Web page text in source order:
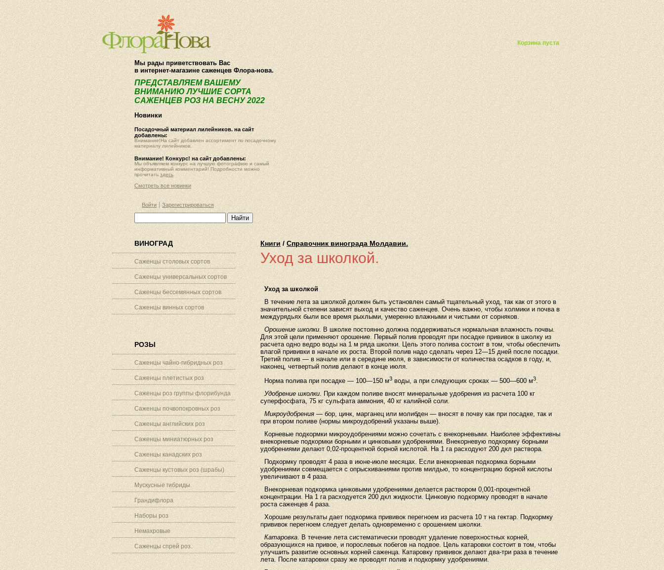
Корзина пуста
О компании Как купить Фотогалерея Статьи Опт Контакты
Мы рады приветствовать Вас
в интернет-магазине саженцев Флора-нова.
ПРЕДСТАВЛЯЕМ ВАШЕМУ
ВНИМАНИЮ ЛУЧШИЕ СОРТА
САЖЕНЦЕВ РОЗ НА ВЕСНУ 2022
Новинки
Посадочный материал лилейников. на сайт
добавлены:
Внимание!На сайт добавлен ассортимент по посадочному
материалу лилейников.
Внимание! Конкурс! на сайт добавлены:
Мы объявляем конкурс на лучшую фотографию и самый
информативный комментарий! Подробности можно
прочитать здесь
Смотреть все новинки
Войти Зарегистрироваться
ВИНОГРАД
Саженцы столовых сортов
Саженцы универсальных сортов
Саженцы бессемянных сортов
Саженцы винных сортов
РОЗЫ
Саженцы чайно-гибридных роз
Саженцы плетистых роз
Саженцы роз группы флорибунда
Саженцы почвопокровных роз
Саженцы английских роз
Саженцы миниатюрных роз
Саженцы канадских роз
Саженцы кустовых роз (шрабы)
Мускусные гибриды.
Грандифлора
Наборы роз
Немахровые
Саженцы спрей роз.
Книги/Справочник винограда Молдавии.
Уход за школкой.
Уход за школкой
В течение лета за школкой должен быть установлен самый тщательный уход, так как от этого в
значительной степени зависят выход и качество саженцев. Очень важно, чтобы холмики и почва в
междурядьях были все время рыхлыми, умеренно влажными и чистыми от сорняков.
Орошение школки. В школке постоянно должна поддерживаться нормальная влажность почвы.
Для этой цели применяют орошение. Первый полив проводят при посадке прививок в школку из
расчета одно ведро воды на 1 м ряда школки. Цель этого полива состоит в том, чтобы обеспечить
влагой прививки в начале их роста. Второй полив надо сделать через 12—15 дней после посадки.
Третий полив — в начале или в середине июля, в зависимости от количества осадков в году, и,
наконец, четвертый полив делают в конце июля.
Норма полива при посадке — 100—150 м3воды, а при следующих сроках — 500—600 м3.
Удобрение школки. При каждом поливе вносят минеральные удобрения из расчета 100 кг
суперфосфата, 75 кг сульфата аммония, 40 кг калийной соли.
Микроудобрения— бор, цинк, марганец или молибден — вносят в почву как при посадке, так и
при втором поливе (нормы микроудобрений указаны выше).
Корневые подкормки микроудобрениями можно сочетать с внекорневыми. Наиболее эффективны
внекорневые подкормки борными и цинковыми удобрениями. Внекорневую подкормку борными
удобрениями делают 0,02-процентной борной кислотой. На 1 га расходуют 200 дкл раствора.
Подкормку проводят 4 раза в июне-июле месяцах. Если внекорневая подкормка борными
удобрениями совмещается с опрыскиваниями против милдью, то концентрацию борной кислоты
увеличивают в 4 раза.
Внекорневая подкормка цинковыми удобрениями делается раствором 0,001-процентной
концентрации. На 1 га расходуется 200 дкл жидкости. Цинковую подкормку проводят в начале
роста саженцев 4 раза.
Хорошие результаты дает подкормка прививок перегноем из расчета 10 т на гектар. Подкормку
прививок перегноем следует делать одновременно с орошением школки.
Катаровка. В течение лета систематически проводят удаление поверхностных корней,
образующихся на привое, и порослевых побегов на подвое. Цель катаровки состоит в том, чтобы
улучшить развитие основных корней саженца. Катаровку прививок делают два-три раза в течение
лета. После катаровки сразу же проводят полив и подкормку удобрениями.